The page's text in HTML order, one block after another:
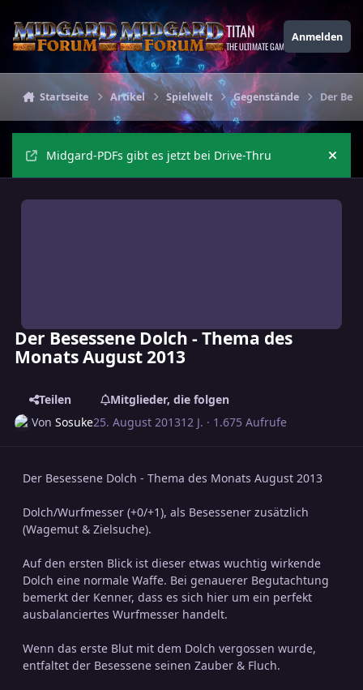
TITAN
THE ULTIMATE GAMING THEME
Anmelden
Startseite Artikel Spielwelt Gegenstände Der
Midgard-PDFs gibt es jetzt bei Drive-Thru
Der Besessene Dolch - Thema des
Monats August 2013
Teilen
Mitglieder, die folgen
VonSosuke25. August 201312 J. · 1.675 Aufrufe
Der Besessene Dolch - Thema des Monats August 2013
Dolch/Wurfmesser (+0/+1), als Besessener zusätzlich
(Wagemut & Zielsuche).
Auf den ersten Blick ist dieser etwas wuchtig wirkende
Dolch eine normale Waffe. Bei genauerer Begutachtung
bemerkt der Kenner, dass es sich hier um ein perfekt
ausbalanciertes Wurfmesser handelt.
Wenn das erste Blut mit dem Dolch vergossen wurde,
entfaltet der Besessene seinen Zauber & Fluch.